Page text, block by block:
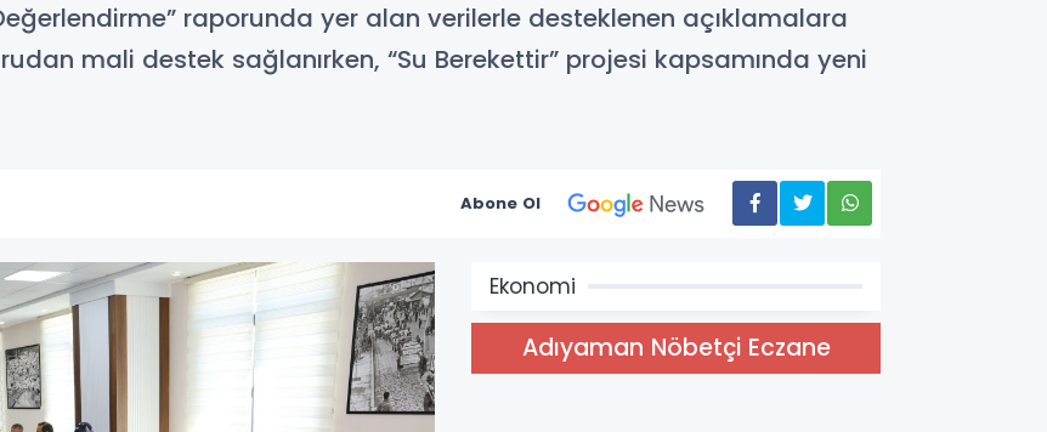
Değerlendirme” raporunda yer alan verilerle desteklenen açıklamalara
mali destek sağlanırken, “Su Berekettir” projesi kapsamında yeni
Abone Ol
Ekonomi
Adıyaman Nöbetçi Eczane